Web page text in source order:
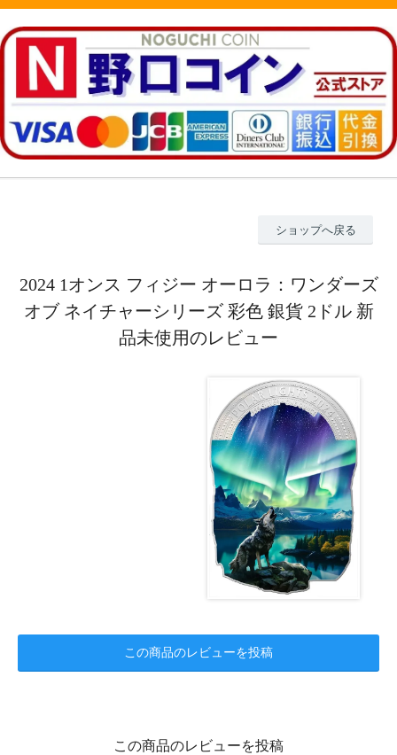
ショップへ戻る
2024 1オンス フィジー オーロラ：ワンダーズ
オブ ネイチャーシリーズ 彩色 銀貨 2ドル 新
品未使用のレビュー
この商品のレビューを投稿
この商品のレビューを投稿